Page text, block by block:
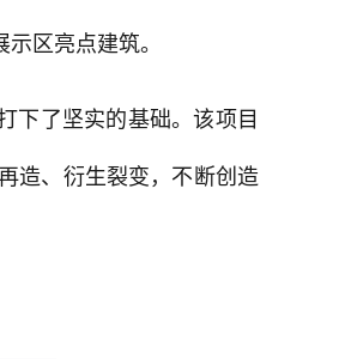
区亮点建筑。
下了坚实的基础。该项目
造、衍生裂变，不断创造